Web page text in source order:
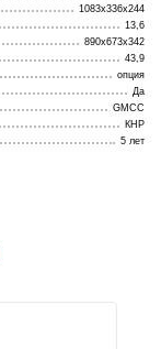
1083х336х244
13,6
890х673х342
43,9
опция
Да
GMCC
КНР
5 лет